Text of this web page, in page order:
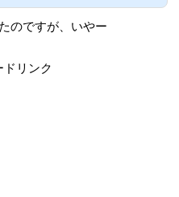
新情報発表会』が開催されます。
を生配信することが決定したので
ここでは新情報発表会の内容や、PD
どをリアルタイムでまとめていきま
ライブ！スクールアイドルフェス
のですが、いやー
ドリンク